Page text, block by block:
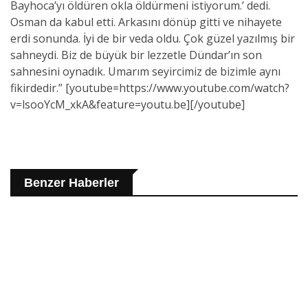
Bayhoca’yı öldüren okla öldürmeni istiyorum.’ dedi.
Osman da kabul etti. Arkasını dönüp gitti ve nihayete
erdi sonunda. İyi de bir veda oldu. Çok güzel yazılmış bir
sahneydi. Biz de büyük bir lezzetle Dündar’ın son
sahnesini oynadık. Umarım seyircimiz de bizimle aynı
fikirdedir.” [youtube=https://www.youtube.com/watch?
v=lsooYcM_xkA&feature=youtu.be][/youtube]
Benzer Haberler